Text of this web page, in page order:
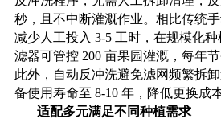
秒，且不中断灌溉作业。相比传统
减少人工投入 3-5 工时，在规模化
滤器可管控 200 亩果园灌溉，每年
此外，自动反冲洗避免滤网频繁拆
备使用寿命至 8-10 年，降低更换成本
适配多元满足不同种植需求